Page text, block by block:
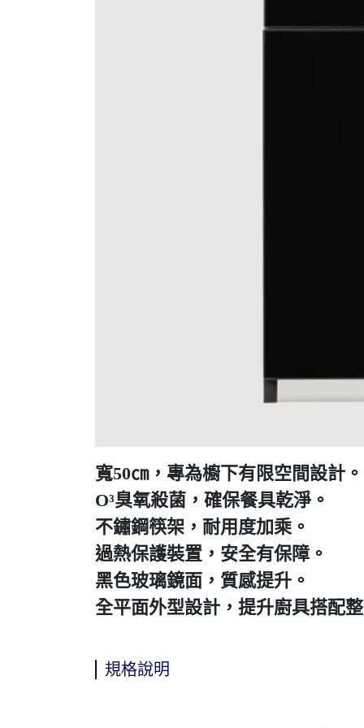
寬50㎝，專為櫥下有限空間設計。
O³臭氧殺菌，確保餐具乾淨。
不鏽鋼筷架，耐用度加乘。
過熱保護裝置，安全有保障。
黑色玻璃鏡面，質感提升。
全平面外型設計，提升廚具搭配
規格說明